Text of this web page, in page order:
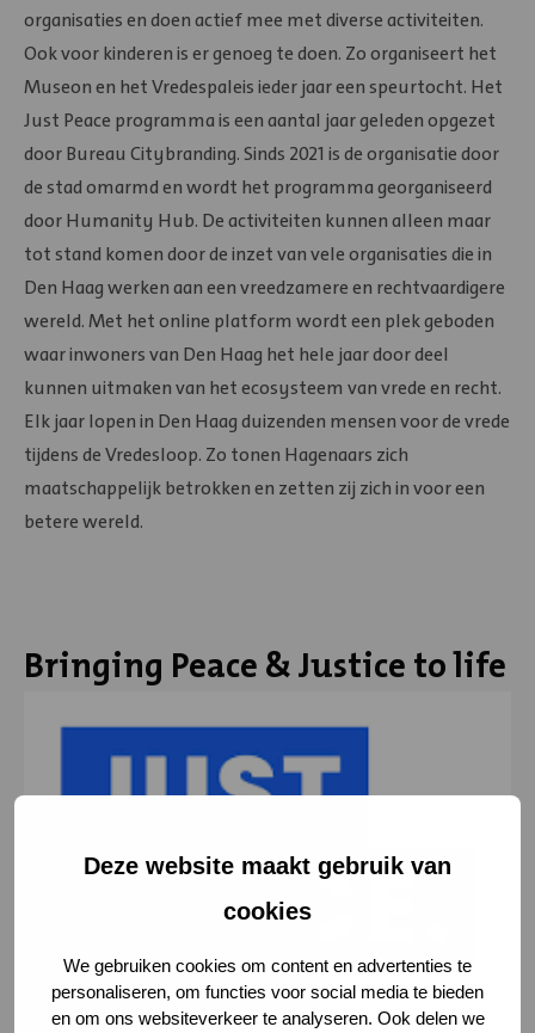
Deze website maakt gebruik van
cookies
We gebruiken cookies om content en advertenties te
personaliseren, om functies voor social media te bieden
en om ons websiteverkeer te analyseren. Ook delen we
organisaties en doen actief mee met diverse activiteiten.
Ook voor kinderen is er genoeg te doen. Zo organiseert het
Museon en het Vredespaleis ieder jaar een speurtocht. Het
Just Peace programma is een aantal jaar geleden opgezet
door Bureau Citybranding. Sinds 2021 is de organisatie door
de stad omarmd en wordt het programma georganiseerd
door Humanity Hub. De activiteiten kunnen alleen maar
tot stand komen door de inzet van vele organisaties die in
Den Haag werken aan een vreedzamere en rechtvaardigere
wereld. Met het online platform wordt een plek geboden
waar inwoners van Den Haag het hele jaar door deel
kunnen uitmaken van het ecosysteem van vrede en recht.
Elk jaar lopen in Den Haag duizenden mensen voor de vrede
tijdens de Vredesloop. Zo tonen Hagenaars zich
maatschappelijk betrokken en zetten zij zich in voor een
betere wereld.
Bringing Peace & Justice to life
foto
Bekijk Bekijk